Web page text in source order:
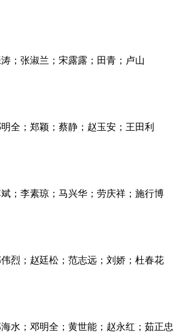
；张淑兰；宋露露；田青；卢山
全；郑颖；蔡静；赵玉安；王田利
；李素琼；马兴华；劳庆祥；施行博
烈；赵廷松；范志远；刘娇；杜春花
水；邓明全；黄世能；赵永红；茹正忠